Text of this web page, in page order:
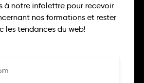
à notre infolettre pour recevoir
nos formations et rester
les tendances du web!